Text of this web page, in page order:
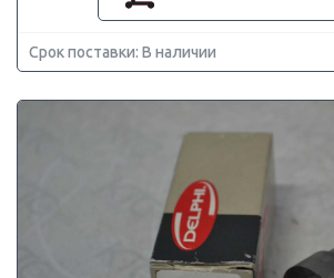
Срок поставки: В наличии